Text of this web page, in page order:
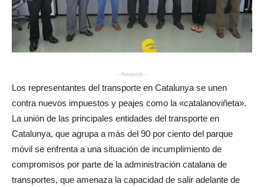
- Anuncio -
Los representantes del transporte en Catalunya se unen
contra nuevos impuestos y peajes como la «catalanoviñeta».
La unión de las principales entidades del transporte en
Catalunya, que agrupa a más del 90 por ciento del parque
móvil se enfrenta a una situación de incumplimiento de
compromisos por parte de la administración catalana de
transportes, que amenaza la capacidad de salir adelante de